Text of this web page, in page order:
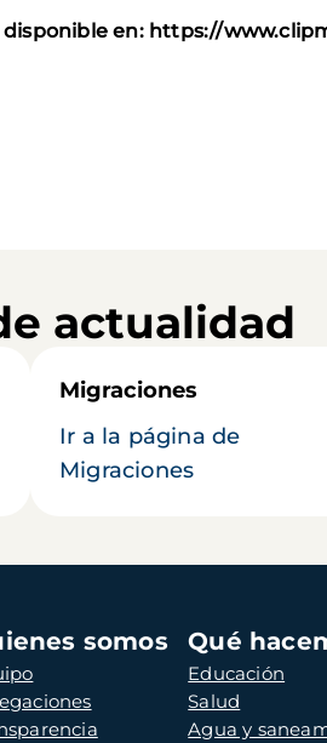
en: https://
actualidad
Migraciones
Ir a la página de
Migraciones
somos Qué
Educación
Salud
Agua y